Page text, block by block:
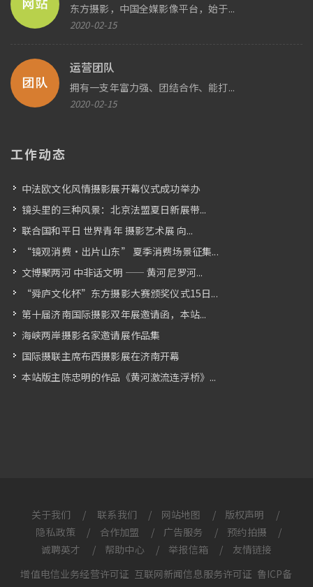
东方摄影，中国全媒影像平台，始于...
2020-02-15
运营团队
拥有一支年富力强、团结合作、能打...
2020-02-15
工作动态
中法欧文化风情摄影展开幕仪式成功举办
镜头里的三种风景：北京法盟夏日新展带...
联合国和平日 世界青年 摄影艺术展 向...
“镜观消费・出片山东” 夏季消费场景征集...
文博聚两河 中非话文明 —— 黄河尼罗河...
“舜庐文化杯”东方摄影大赛颁奖仪式15日...
第十届济南国际摄影双年展邀请函，本站...
海峡两岸摄影名家邀请展作品集
国际摄联主席布西摄影展在济南开幕
本站版主陈忠明的作品《黄河激流连浮桥》...
关于我们 / 联系我们 / 网站地图 / 版权声明
/
隐私政策
/ 合作加盟 / 广告服务 / 预约拍摄
/
诚聘英才
/ 帮助中心 / 举报信箱 /
友情链接
增值电信业务经营许可证 互联网新闻信息服务许可证 鲁ICP备